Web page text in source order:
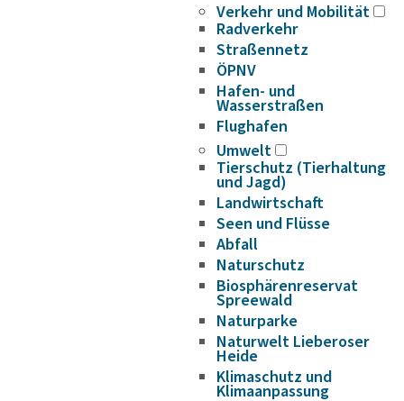
Verkehr und Mobilität
Radverkehr
Straßennetz
ÖPNV
Hafen- und
Wasserstraßen
Flughafen
Umwelt
Tierschutz (Tierhaltung
und Jagd)
Landwirtschaft
Seen und Flüsse
Abfall
Naturschutz
Biosphärenreservat
Spreewald
Naturparke
Naturwelt Lieberoser
Heide
Klimaschutz und
Klimaanpassung